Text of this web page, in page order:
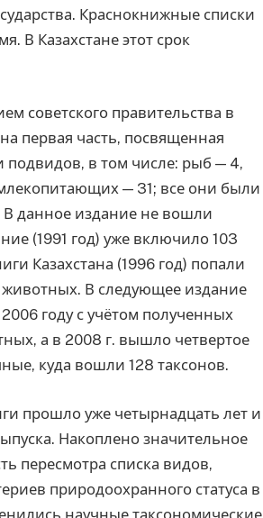
Краснокнижные списки
В Казахстане этот срок
советского правительства в
первая часть, посвященная
в том числе: рыб — 4,
— 31; все они были
В данное издание не вошли
(1991 год) уже включило 103
Казахстана (1996 год) попали
В следующее издание
году с учётом полученных
а в 2008 г. вышло четвертое
куда вошли 128 таксонов.
прошло уже четырнадцать лет и
Накоплено значительное
пересмотра списка видов,
природоохранного статуса в
научные таксономические